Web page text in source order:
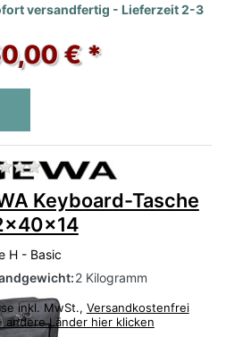
versandfertig - Lieferzeit 2-3
€ *
Zu diesem Produkt liegen
Keyboard-Tasche
H - Basic
2 Kilogramm
inkl. MwSt., Versandkostenfrei
andere Länder hier klicken